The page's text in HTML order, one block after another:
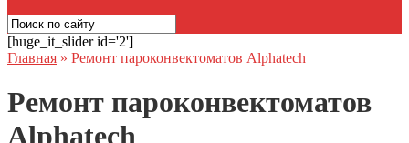
[huge_it_slider id='2']
Главная » Ремонт пароконвектоматов Alphatech
Ремонт пароконвектоматов
Alphatech